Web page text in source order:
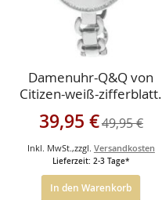
Damenuhr-Q&Q von
Citizen-weiß-zifferblatt.
Sonderangebot
39,95 €49,95 €
Inkl. MwSt. ,zzgl. Versandkosten
Lieferzeit: 2-3 Tage*
In den Warenkorb